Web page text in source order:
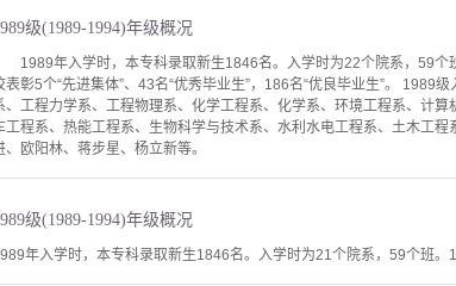
级(1989-1994)年级概况
1989年入学时，本专科录取新生1846名。入学时为22个院系，59个
表彰5个“先进集体”、43名“优秀毕业生”，186名“优良毕业生”。
、工程力学系、工程物理系、化学工程系、化学系、环境工程系、计
工程系、热能工程系、生物科学与技术系、水利水电工程系、土木工
、欧阳林、蒋步星、杨立新等。
级(1989-1994)年级概况
年入学时，本专科录取新生1846名。入学时为21个院系，59个班